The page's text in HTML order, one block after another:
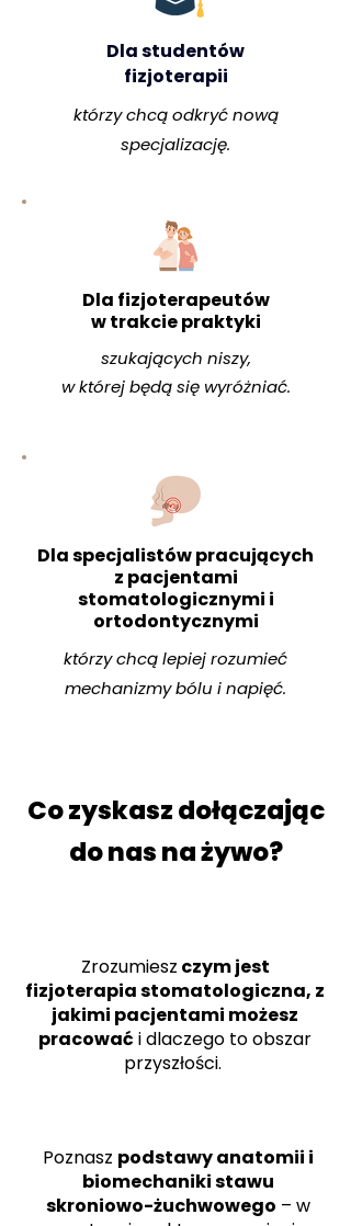
Dla studentów
fizjoterapii
którzy chcą odkryć nową
specjalizację.
Dla fizjoterapeutów
w trakcie praktyki
szukających niszy,
w której będą się wyróżniać.
Dla specjalistów pracujących
z pacjentami
stomatologicznymi i
ortodontycznymi
którzy chcą lepiej rozumieć
mechanizmy bólu i napięć.
Co zyskasz dołączając
do nas na żywo?
Zrozumiesz czym jest
fizjoterapia stomatologiczna, z
jakimi pacjentami możesz
pracować i dlaczego to obszar
przyszłości.
Poznasz podstawy anatomii i
biomechaniki stawu
skroniowo-żuchwowego – w